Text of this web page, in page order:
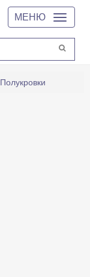
МЕНЮ
Полукровки